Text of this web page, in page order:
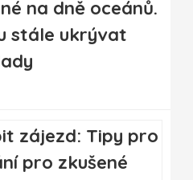
na dně oceánů.
stále ukrývat